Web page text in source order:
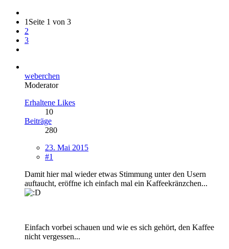
1 Seite 1 von 3
2
3
weberchen
Moderator
Erhaltene Likes
10
Beiträge
280
23. Mai 2015
#1
Damit hier mal wieder etwas Stimmung unter den Usern
auftaucht, eröffne ich einfach mal ein Kaffeekränzchen...
Einfach vorbei schauen und wie es sich gehört, den Kaffee
nicht vergessen...